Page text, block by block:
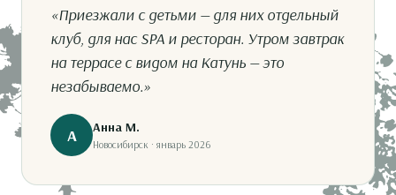
«Приезжали с детьми — для них отдельный
клуб, для нас SPA и ресторан. Утром завтрак
на террасе с видом на Катунь — это
незабываемо.»
А Анна М.
Новосибирск · январь 2026